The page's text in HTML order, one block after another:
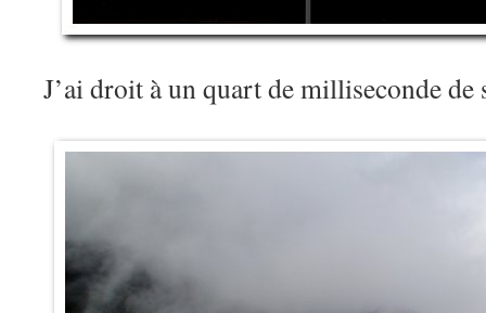
J’ai droit à un quart de milliseconde